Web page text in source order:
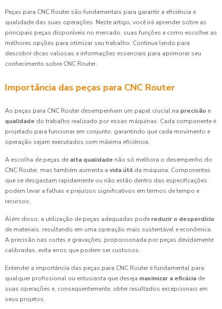
Peças para CNC Router são fundamentais para garantir a eficiência e
qualidade das suas operações. Neste artigo, você irá aprender sobre as
principais peças disponíveis no mercado, suas funções e como escolher as
melhores opções para otimizar seu trabalho. Continue lendo para
descobrir dicas valiosas e informações essenciais para aprimorar seu
conhecimento sobre CNC Router.
Importância das peças para CNC Router
As peças para CNC Router desempenham um papel crucial na precisão e
qualidade do trabalho realizado por essas máquinas. Cada componente é
projetado para funcionar em conjunto, garantindo que cada movimento e
operação sejam executados com máxima eficiência.
A escolha de peças de alta qualidade não só melhora o desempenho do
CNC Router, mas também aumenta a vida útil da máquina. Componentes
que se desgastam rapidamente ou não estão dentro das especificações
podem levar a falhas e prejuízos significativos em termos de tempo e
recursos.
Além disso, a utilização de peças adequadas pode reduzir o desperdício
de materiais, resultando em uma operação mais sustentável e econômica.
A precisão nas cortes e gravações, proporcionada por peças devidamente
calibradas, evita erros que podem ser custosos.
Entender a importância das peças para CNC Router é fundamental para
qualquer profissional ou entusiasta que deseja maximizar a eficácia de
suas operações e, consequentemente, obter resultados excepcionais em
seus projetos.